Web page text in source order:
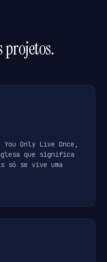
projetos.
Only Live Once,
que significa
só se vive uma